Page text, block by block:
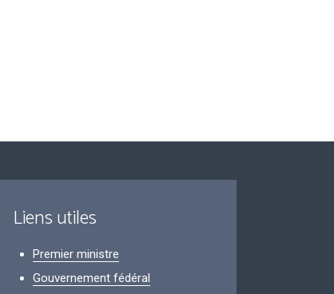
Liens utiles
Premier ministre
Gouvernement fédéral